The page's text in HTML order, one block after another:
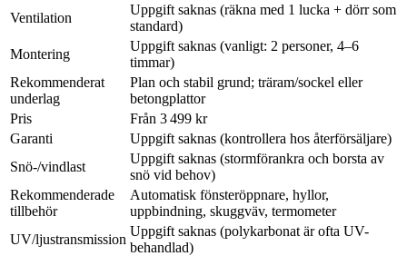
Ventilation
Uppgift saknas (räkna med 1 lucka + dörr som
standard)
Montering
Uppgift saknas (vanligt: 2 personer, 4–6
timmar)
Rekommenderat
underlag
Plan och stabil grund; träram/sockel eller
betongplattor
Pris
Från 3 499 kr
Garanti
Uppgift saknas (kontrollera hos återförsäljare)
Snö-/vindlast
Uppgift saknas (stormförankra och borsta av
snö vid behov)
Rekommenderade
tillbehör
Automatisk fönsteröppnare, hyllor,
uppbindning, skuggväv, termometer
UV/ljustransmission
Uppgift saknas (polykarbonat är ofta UV-
behandlad)